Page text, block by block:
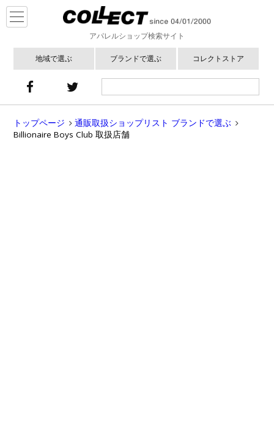
アパレルショップ検索サイト
地域で選ぶ ブランドで選ぶ コレクトストア
トップページ
通販取扱ショップリスト ブランドで選ぶ
Billionaire Boys Club 取扱店舗